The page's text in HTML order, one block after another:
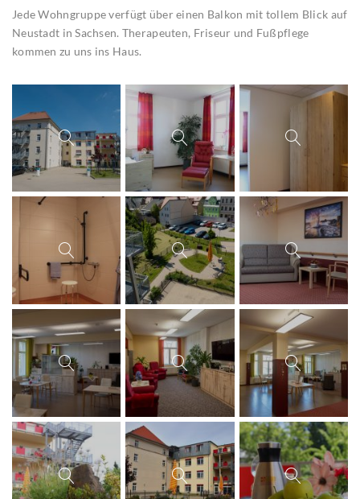
Jede Wohngruppe verfügt über einen Balkon mit tollem Blick auf
Neustadt in Sachsen. Therapeuten, Friseur und Fußpflege
kommen zu uns ins Haus.